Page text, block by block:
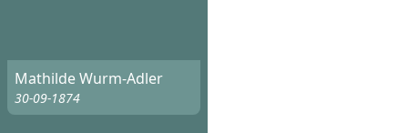
Mathilde Wurm-Adler
30-09-1874